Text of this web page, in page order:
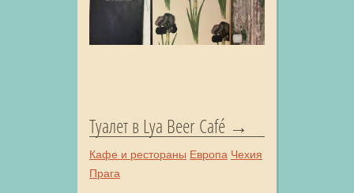
Туалет в Lya Beer Café
Кафе и рестораны Европа Чехия
Прага